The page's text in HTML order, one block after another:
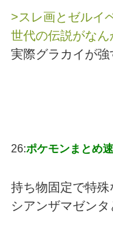
>スレ画とゼルイ
世代の伝説がな
実際グラカイが
26:ポケモンまとめ
持ち物固定で特
シアンザマゼン